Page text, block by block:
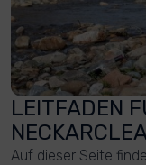
LEITFADEN
Auf dieser Seite